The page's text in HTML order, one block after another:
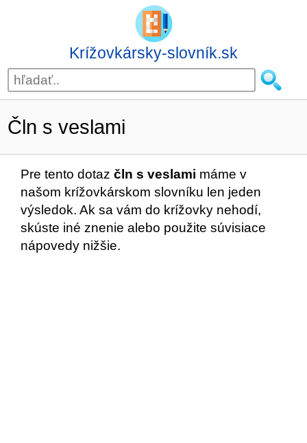
Krížovkársky-slovník.sk
Čln s veslami
Pre tento dotaz čln s veslami máme v
našom krížovkárskom slovníku len jeden
výsledok. Ak sa vám do krížovky nehodí,
skúste iné znenie alebo použite súvisiace
nápovedy nižšie.